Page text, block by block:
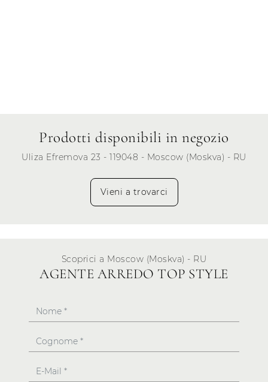
Prodotti disponibili in negozio
Uliza Efremova 23 - 119048 - Moscow (Moskva) - RU
Vieni a trovarci
Scoprici a Moscow (Moskva) - RU
AGENTE ARREDO TOP STYLE